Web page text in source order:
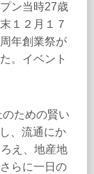
ン当時27歳
１２月１７
年創業祭が
。イベント
ための賢い
、流通にか
え、地産地
らに一日の